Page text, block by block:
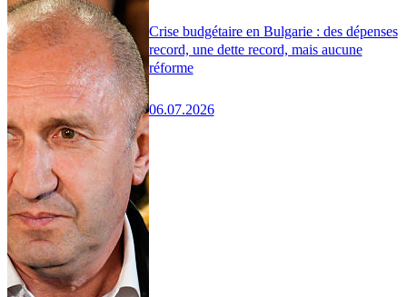
Crise budgétaire en Bulgarie : des dépenses
record, une dette record, mais aucune
réforme
06.07.2026